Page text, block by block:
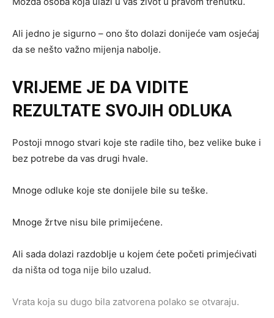
Ali jedno je sigurno – ono što dolazi donijeće vam osjećaj
da se nešto važno mijenja nabolje.
VRIJEME JE DA VIDITE
REZULTATE SVOJIH ODLUKA
Postoji mnogo stvari koje ste radile tiho, bez velike buke i
bez potrebe da vas drugi hvale.
Mnoge odluke koje ste donijele bile su teške.
Mnoge žrtve nisu bile primijećene.
Ali sada dolazi razdoblje u kojem ćete početi primjećivati
da ništa od toga nije bilo uzalud.
Vrata koja su dugo bila zatvorena polako se otvaraju.